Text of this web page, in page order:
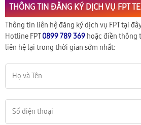
THÔNG TIN ĐĂNG KÝ DỊCH VỤ FPT
Thông tin liên hệ đăng ký dịch vụ FPT tại
Hotline FPT0899 789 369 hoặc điền thông
liên hệ lại trong thời gian sớm nhất: